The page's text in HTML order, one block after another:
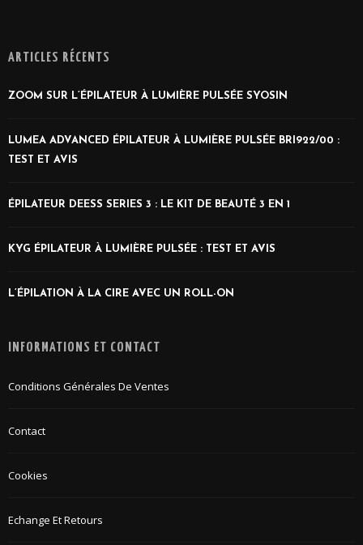
ARTICLES RÉCENTS
ZOOM SUR L’ÉPILATEUR À LUMIÈRE PULSÉE SYOSIN
LUMEA ADVANCED ÉPILATEUR À LUMIÈRE PULSÉE BRI922/00 :
TEST ET AVIS
ÉPILATEUR DEESS SERIES 3 : LE KIT DE BEAUTÉ 3 EN 1
KYG ÉPILATEUR À LUMIÈRE PULSÉE : TEST ET AVIS
L’ÉPILATION À LA CIRE AVEC UN ROLL-ON
INFORMATIONS ET CONTACT
Conditions Générales De Ventes
Contact
Cookies
Echange Et Retours